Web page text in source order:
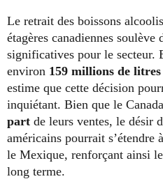
Le retrait des boissons
étagères canadiennes soulève
significatives pour le
environ 159 millions de litres
estime que cette décision
inquiétant. Bien que le
part de leurs ventes, le désir
américains pourrait s’étendre
le Mexique, renforçant ainsi
long terme.